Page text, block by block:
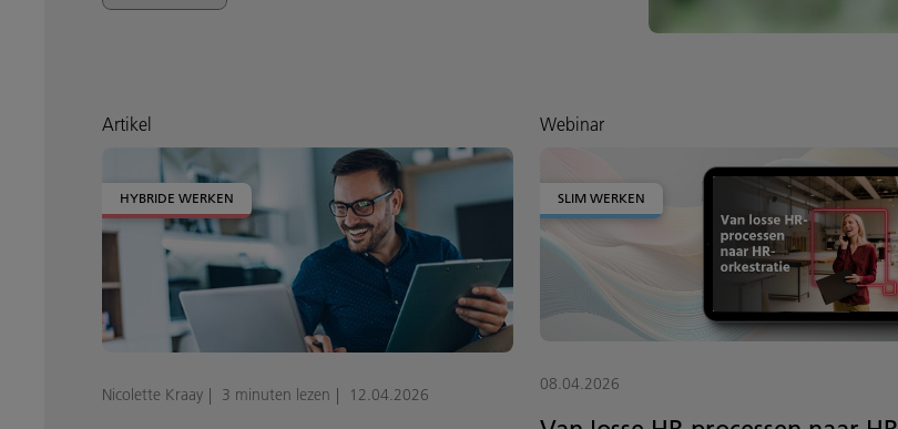
Artikel
HYBRIDE WERKEN
Nicolette Kraay 3 minuten lezen 12.04.2026
Webinar
SLIM WERKEN
08.04.2026